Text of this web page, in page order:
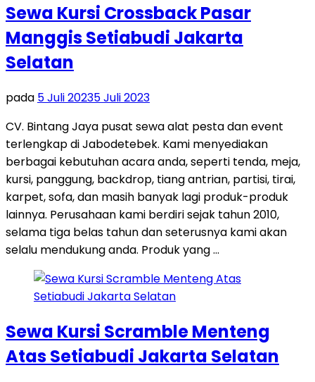
Sewa Kursi Crossback Pasar
Manggis Setiabudi Jakarta
Selatan
pada 5 Juli 20235 Juli 2023
CV. Bintang Jaya pusat sewa alat pesta dan event
terlengkap di Jabodetebek. Kami menyediakan
berbagai kebutuhan acara anda, seperti tenda, meja,
kursi, panggung, backdrop, tiang antrian, partisi, tirai,
karpet, sofa, dan masih banyak lagi produk-produk
lainnya. Perusahaan kami berdiri sejak tahun 2010,
selama tiga belas tahun dan seterusnya kami akan
selalu mendukung anda. Produk yang …
Sewa Kursi Scramble Menteng
Atas Setiabudi Jakarta Selatan